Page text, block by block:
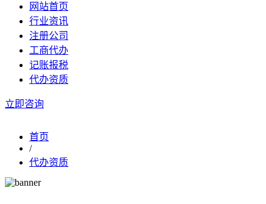
网站首页
行业资讯
注册公司
工商代办
记账报税
代办资质
立即咨询
首页
/
代办资质